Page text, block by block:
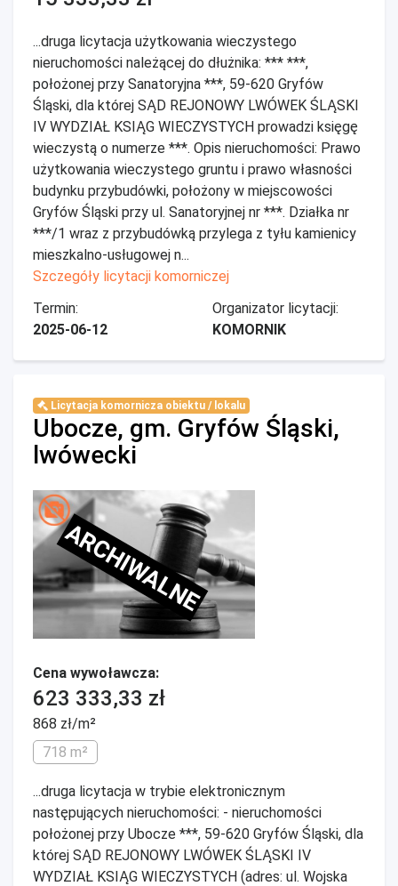
...druga licytacja użytkowania wieczystego
nieruchomości należącej do dłużnika: *** ***,
położonej przy Sanatoryjna ***, 59-620 Gryfów
Śląski, dla której SĄD REJONOWY LWÓWEK ŚLĄSKI
IV WYDZIAŁ KSIĄG WIECZYSTYCH prowadzi księgę
wieczystą o numerze ***. Opis nieruchomości: Prawo
użytkowania wieczystego gruntu i prawo własności
budynku przybudówki, położony w miejscowości
Gryfów Śląski przy ul. Sanatoryjnej nr ***. Działka nr
***/1 wraz z przybudówką przylega z tyłu kamienicy
mieszkalno-usługowej n...
Szczegóły licytacji komorniczej
Termin:
2025-06-12
Organizator licytacji:
KOMORNIK
Licytacja komornicza obiektu / lokalu
Ubocze, gm. Gryfów Śląski,
lwówecki
ARCHIWALNE
Cena wywoławcza:
623 333,33 zł
868 zł/m²
718 m²
...druga licytacja w trybie elektronicznym
następujących nieruchomości: - nieruchomości
położonej przy Ubocze ***, 59-620 Gryfów Śląski, dla
której SĄD REJONOWY LWÓWEK ŚLĄSKI IV
WYDZIAŁ KSIĄG WIECZYSTYCH (adres: ul. Wojska